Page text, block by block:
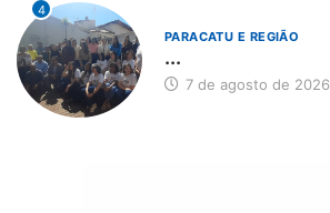
4
PARACATU E REGIÃO
...
7 de agosto de 2026